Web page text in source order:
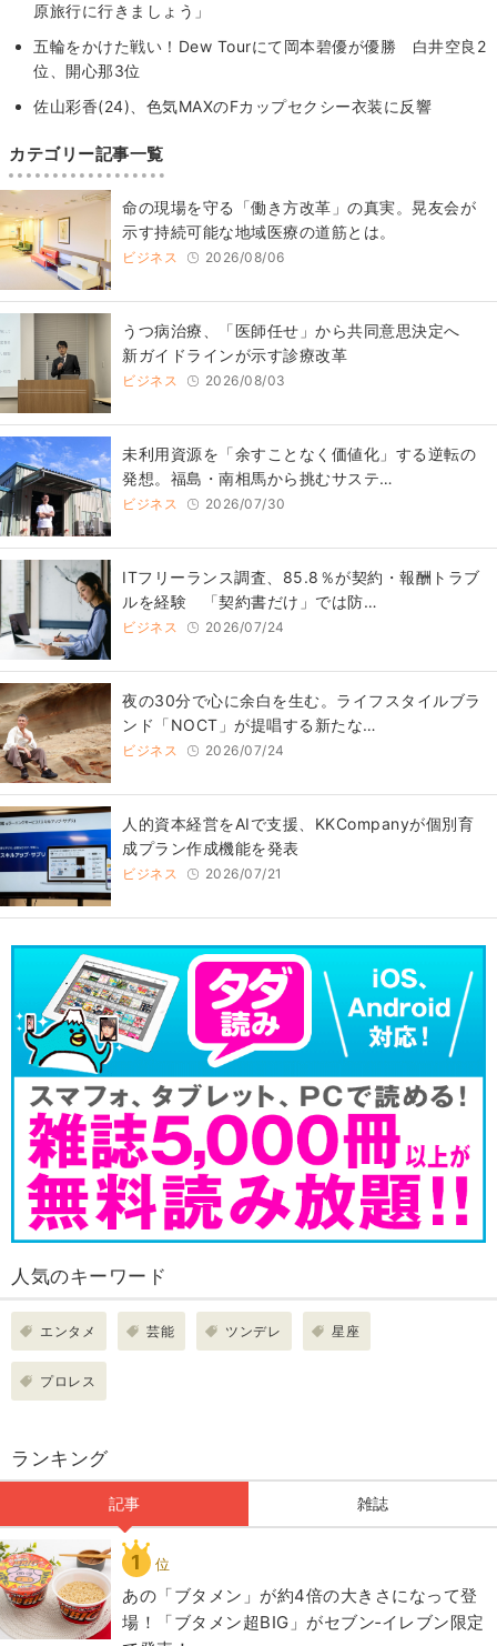
原旅行に行きましょう」
五輪をかけた戦い！Dew Tourにて岡本碧優が優勝 白井空良2
位、開心那3位
佐山彩香(24)、色気MAXのFカップセクシー衣装に反響
カテゴリー記事一覧
​命の現場を守る「働き方改革」の真実。晃友会が
示す持続可能な地域医療の道筋とは。
ビジネス 2026/08/06
うつ病治療、「医師任せ」から共同意思決定へ
新ガイドラインが示す診療改革
ビジネス 2026/08/03
​​未利用資源を「余すことなく価値化」する逆転の
発想。福島・南相馬から挑むサステ…
ビジネス 2026/07/30
ITフリーランス調査、85.8％が契約・報酬トラブ
ルを経験 「契約書だけ」では防…
ビジネス 2026/07/24
​夜の30分で心に余白を生む。ライフスタイルブラ
ンド「NOCT」が提唱する新たな…
ビジネス 2026/07/24
人的資本経営をAIで支援、KKCompanyが個別育
成プラン作成機能を発表
ビジネス 2026/07/21
人気のキーワード
エンタメ 芸能 ツンデレ 星座
プロレス
ランキング
記事 雑誌
1 位
あの「ブタメン」が約4倍の大きさになって登
場！「ブタメン超BIG」がセブン‐イレブン限定